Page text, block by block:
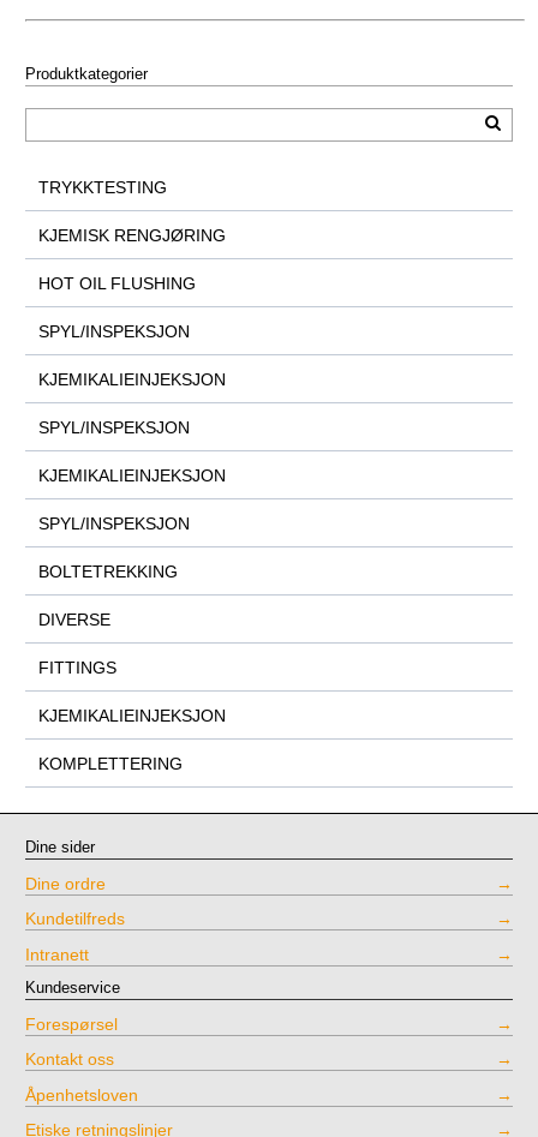
Produktkategorier
TRYKKTESTING
KJEMISK RENGJØRING
HOT OIL FLUSHING
SPYL/INSPEKSJON
KJEMIKALIEINJEKSJON
SPYL/INSPEKSJON
KJEMIKALIEINJEKSJON
SPYL/INSPEKSJON
BOLTETREKKING
DIVERSE
FITTINGS
KJEMIKALIEINJEKSJON
KOMPLETTERING
Dine sider
Dine ordre
Kundetilfreds
Intranett
Kundeservice
Forespørsel
Kontakt oss
Åpenhetsloven
Etiske retningslinjer